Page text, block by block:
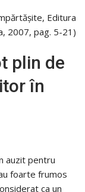
Editura
2007, pag. 5-21)
plin de
în
auzit pentru
foarte frumos
ca un